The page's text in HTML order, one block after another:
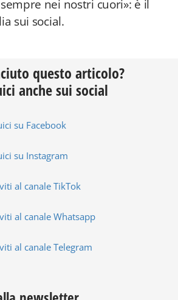
nei nostri cuori»: è il
sui social.
questo articolo?
anche sui social
su Facebook
su Instagram
al canale TikTok
al canale Whatsapp
al canale Telegram